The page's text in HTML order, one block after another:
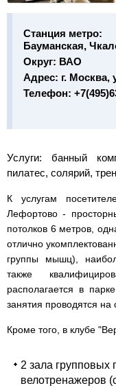
Станция метро:
Бауманская,
Округ: ВАО
Адрес: г. Москва,
Телефон:
Услуги:банный
пилатес, солярий,
К услугам
Лефортово -
потолков 6 метров,
отлично
группы мышц),
также
располагается в
занятия проводятся на
Кроме того, в клубе
2 зала групповых
велотренажеров